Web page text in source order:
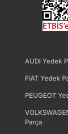
AUDI Yedek
FIAT Yedek
PEUGEOT
Parça